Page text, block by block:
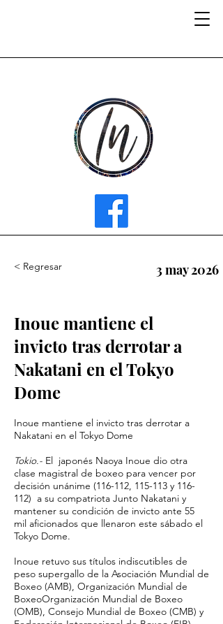
< Regresar 3 may 2026
Inoue mantiene el
invicto tras derrotar a
Nakatani en el Tokyo
Dome
Inoue mantiene el invicto tras derrotar a
Nakatani en el Tokyo Dome
Tokio.- El japonés Naoya Inoue dio otra
clase magistral de boxeo para vencer por
decisión unánime (116-112, 115-113 y 116-
112) a su compatriota Junto Nakatani y
mantener su condición de invicto ante 55
mil aficionados que llenaron este sábado el
Tokyo Dome.
Inoue retuvo sus títulos indiscutibles de
peso supergallo de la Asociación Mundial de
Boxeo (AMB), Organización Mundial de
BoxeoOrganización Mundial de Boxeo
(OMB), Consejo Mundial de Boxeo (CMB) y